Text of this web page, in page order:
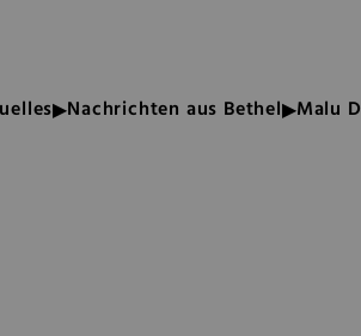
Dreyer beim
Nachrichten aus Bethel Malu